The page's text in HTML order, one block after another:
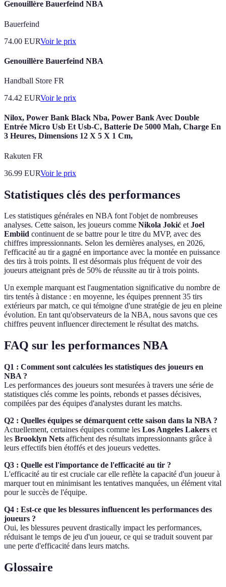
Genouillère Bauerfeind NBA
Bauerfeind
74.00 EURVoir le prix
Genouillère Bauerfeind NBA
Handball Store FR
74.42 EURVoir le prix
Nilox, Power Bank Black Nba, Power Bank Avec Double
Entrée Micro Usb Et Usb-C, Batterie De 5000 Mah, Charge En
3 Heures, Dimensions 12 X 5 X 1 Cm,
Rakuten FR
36.99 EURVoir le prix
Statistiques clés des performances
Les statistiques générales en NBA font l'objet de nombreuses
analyses. Cette saison, les joueurs comme Nikola Jokić etJoel
Embiid continuent de se battre pour le titre du MVP, avec des
chiffres impressionnants. Selon les dernières analyses, en 2026,
l'efficacité au tir a gagné en importance avec la montée en puissance
des tirs à trois points. Il est désormais plus fréquent de voir des
joueurs atteignant près de 50% de réussite au tir à trois points.
Un exemple marquant est l'augmentation significative du nombre de
tirs tentés à distance : en moyenne, les équipes prennent 35 tirs
extérieurs par match, ce qui témoigne d'une stratégie de jeu en pleine
évolution. En tant qu'observateurs de la NBA, nous savons que ces
chiffres peuvent influencer directement le résultat des matchs.
FAQ sur les performances NBA
Q1 : Comment sont calculées les statistiques des joueurs en
NBA ?
Les performances des joueurs sont mesurées à travers une série de
statistiques clés comme les points, rebonds et passes décisives,
compilées par des équipes d'analystes durant les matchs.
Q2 : Quelles équipes se démarquent cette saison dans la NBA ?
Actuellement, certaines équipes comme les Los Angeles Lakers et
les Brooklyn Nets affichent des résultats impressionnants grâce à
leurs effectifs bien étoffés et des joueurs vedettes.
Q3 : Quelle est l'importance de l'efficacité au tir ?
L'efficacité au tir est cruciale car elle reflète la capacité d'un joueur à
marquer tout en minimisant les tentatives manquées, un élément vital
pour le succès de l'équipe.
Q4 : Est-ce que les blessures influencent les performances des
joueurs ?
Oui, les blessures peuvent drastically impact les performances,
réduisant le temps de jeu d'un joueur, ce qui se traduit souvent par
une perte d'efficacité dans leurs matchs.
Glossaire